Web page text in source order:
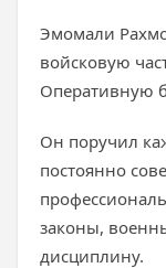
Эмомали
войсковую
Оперативную
Он поручил
постоянно
законы,
дисциплину.